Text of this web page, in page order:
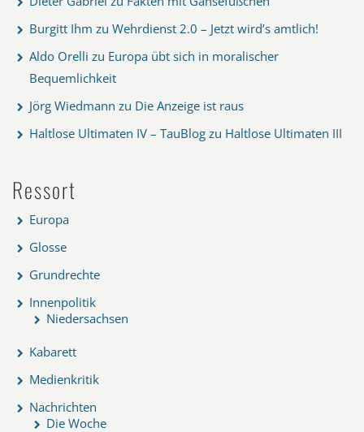
Burgitt Ihm zu Wehrdienst 2.0 – Jetzt wird’s amtlich!
Aldo Orelli zu Europa übt sich in moralischer
Bequemlichkeit
Jörg Wiedmann zu Die Anzeige ist raus
Haltlose Ultimaten IV – TauBlog zu Haltlose Ultimaten III
Ressort
Europa
Glosse
Grundrechte
Innenpolitik
Niedersachsen
Kabarett
Medienkritik
Nachrichten
Die Woche